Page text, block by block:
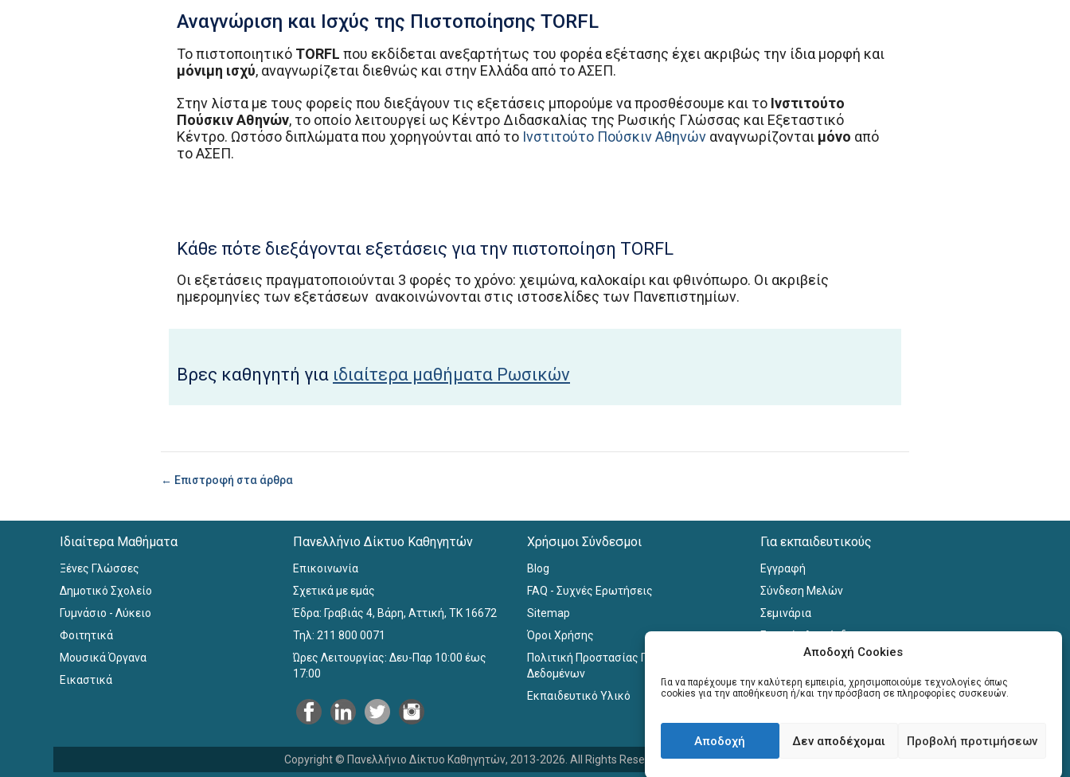
Αποδοχή Cookies
Για να παρέχουμε την καλύτερη εμπειρία, χρησιμοποιούμε τεχνολογίες όπως
cookies για την αποθήκευση ή/και την πρόσβαση σε πληροφορίες συσκευών.
Αποδοχή Δεν αποδέχομαι Προβολή προτιμήσεων
Αναγνώριση και Ισχύς της Πιστοποίησης TORFL
Το πιστοποιητικό TORFL που εκδίδεται ανεξαρτήτως του φορέα εξέτασης έχει ακριβώς την ίδια μορφή και
μόνιμη ισχύ, αναγνωρίζεται διεθνώς και στην Ελλάδα από το ΑΣΕΠ.
Στην λίστα με τους φορείς που διεξάγουν τις εξετάσεις μπορούμε να προσθέσουμε και το Ινστιτούτο
Πούσκιν Αθηνών, το οποίο λειτουργεί ως Κέντρο Διδασκαλίας της Ρωσικής Γλώσσας και Εξεταστικό
Κέντρο. Ωστόσο διπλώματα που χορηγούνται από το Ινστιτούτο Πούσκιν Αθηνών αναγνωρίζονται μόνο από
το ΑΣΕΠ.
Κάθε πότε διεξάγονται εξετάσεις για την πιστοποίηση TORFL
Οι εξετάσεις πραγματοποιούνται 3 φορές το χρόνο: χειμώνα, καλοκαίρι και φθινόπωρο. Οι ακριβείς
ημερομηνίες των εξετάσεων ανακοινώνονται στις ιστοσελίδες των Πανεπιστημίων.
Βρες καθηγητή για ιδιαίτερα μαθήματα Ρωσικών
← Επιστροφή στα άρθρα
Ιδιαίτερα Μαθήματα
Ξένες Γλώσσες
Δημοτικό Σχολείο
Γυμνάσιο - Λύκειο
Φοιτητικά
Μουσικά Όργανα
Εικαστικά
Πανελλήνιο Δίκτυο Καθηγητών
Επικοινωνία
Σχετικά με εμάς
Έδρα: Γραβιάς 4, Βάρη, Αττική, ΤΚ 16672
Τηλ: 211 800 0071
Ώρες Λειτουργίας: Δευ-Παρ 10:00 έως
17:00
Χρήσιμοι Σύνδεσμοι
Blog
FAQ - Συχνές Ερωτήσεις
Sitemap
Όροι Χρήσης
Πολιτική Προστασίας Προσωπικών
Δεδομένων
Εκπαιδευτικό Υλικό
Για εκπαιδευτικούς
Εγγραφή
Σύνδεση Μελών
Σεμινάρια
Γραφείο Διασύνδεσης
Copyright © Πανελλήνιο Δίκτυο Καθηγητών, 2013-2026. All Rights Reserved. Website bywebnest.gr